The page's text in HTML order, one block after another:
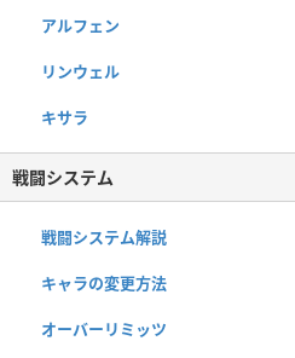
アルフェン
リンウェル
キサラ
戦闘システム
戦闘システム解説
キャラの変更方法
オーバーリミッツ